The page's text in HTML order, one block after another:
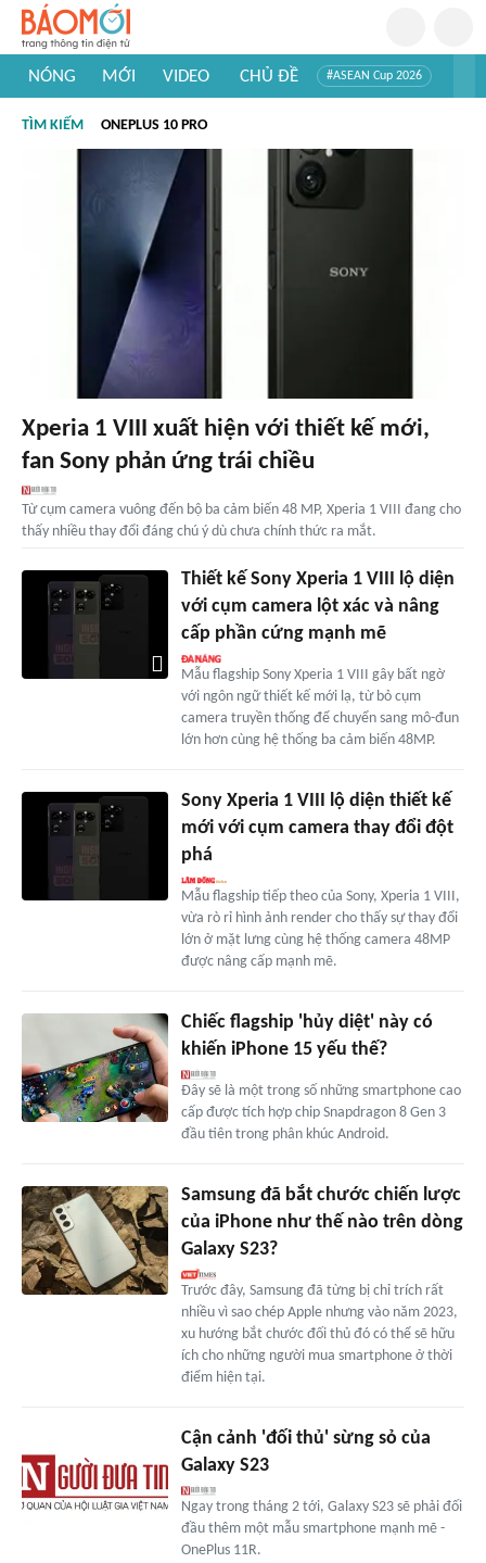
NÓNG MỚI VIDEO CHỦ ĐỀ #ASEAN Cup 2026
#Khám phá thế giới
TÌM KIẾM ONEPLUS 10 PRO
Xperia 1 VIII xuất hiện với thiết kế mới,
fan Sony phản ứng trái chiều
Từ cụm camera vuông đến bộ ba cảm biến 48 MP, Xperia 1 VIII đang cho
thấy nhiều thay đổi đáng chú ý dù chưa chính thức ra mắt.
Thiết kế Sony Xperia 1 VIII lộ diện
với cụm camera lột xác và nâng
cấp phần cứng mạnh mẽ
Mẫu flagship Sony Xperia 1 VIII gây bất ngờ
với ngôn ngữ thiết kế mới lạ, từ bỏ cụm
camera truyền thống để chuyển sang mô-đun
lớn hơn cùng hệ thống ba cảm biến 48MP.
Sony Xperia 1 VIII lộ diện thiết kế
mới với cụm camera thay đổi đột
phá
Mẫu flagship tiếp theo của Sony, Xperia 1 VIII,
vừa rò rỉ hình ảnh render cho thấy sự thay đổi
lớn ở mặt lưng cùng hệ thống camera 48MP
được nâng cấp mạnh mẽ.
Chiếc flagship 'hủy diệt' này có
khiến iPhone 15 yếu thế?
Đây sẽ là một trong số những smartphone cao
cấp được tích hợp chip Snapdragon 8 Gen 3
đầu tiên trong phân khúc Android.
Samsung đã bắt chước chiến lược
của iPhone như thế nào trên dòng
Galaxy S23?
Trước đây, Samsung đã từng bị chỉ trích rất
nhiều vì sao chép Apple nhưng vào năm 2023,
xu hướng bắt chước đối thủ đó có thể sẽ hữu
ích cho những người mua smartphone ở thời
điểm hiện tại.
Cận cảnh 'đối thủ' sừng sỏ của
Galaxy S23
Ngay trong tháng 2 tới, Galaxy S23 sẽ phải đối
đầu thêm một mẫu smartphone mạnh mẽ -
OnePlus 11R.